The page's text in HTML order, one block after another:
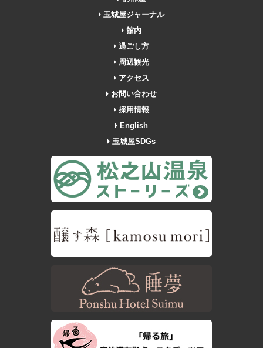
玉城屋ジャーナル
館内
過ごし方
周辺観光
アクセス
お問い合わせ
採用情報
English
玉城屋SDGs